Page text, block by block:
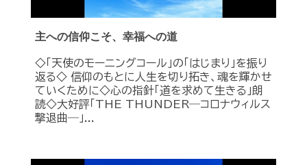
主への信仰こそ、幸福への道
◇「天使のモーニングコール」の「はじまり」を振り
返る◇ 信仰のもとに人生を切り拓き、魂を輝かせ
ていくために◇心の指針「道を求めて生きる」朗
読◇大好評「THE THUNDER―コロナウィルス
撃退曲―」...